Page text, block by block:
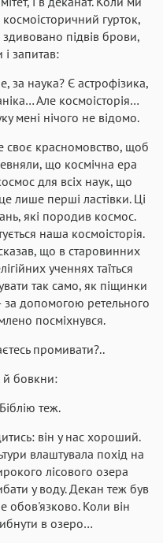
гурток,
підвів брови,
запитав:
за наука? Є астрофізика,
Але космоісторія…
мені нічого не відомо.
своє красномовство, щоб
що космічна ера
для всіх наук, що
лише перші ластівки. Ці
які породив космос.
наша космоісторія.
що в старовинних
ученнях таїться
так само, як піщинки
за допомогою ретельного
посміхнувся.
промивати?..
й бовкни:
теж.
він у нас хороший.
влаштувала похід на
лісового озера
у воду. Декан теж був
обов'язково. Коли він
в озеро…